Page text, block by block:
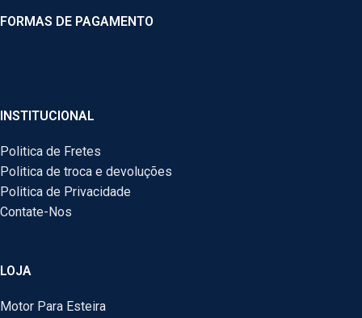
FORMAS DE PAGAMENTO
INSTITUCIONAL
Politica de Fretes
Politica de troca e devoluções
Politica de Privacidade
Contate-Nos
LOJA
Motor Para Esteira